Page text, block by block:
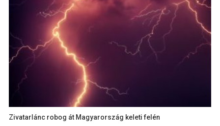
Zivatarlánc robog át Magyarország keleti felén